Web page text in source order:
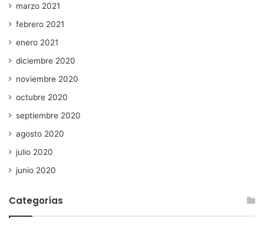
marzo 2021
febrero 2021
enero 2021
diciembre 2020
noviembre 2020
octubre 2020
septiembre 2020
agosto 2020
julio 2020
junio 2020
Categorías